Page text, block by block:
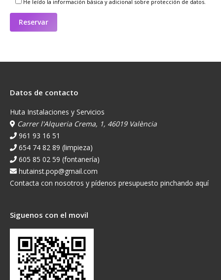
He leído la información básica y adicional sobre protección de datos.
Datos de contacto
Huta Instalaciones y Servicios
Carrer l'Alqueria Crema, 1, 46019 València
961 93 16 51
654 74 82 89 (limpieza)
605 85 02 59 (fontanería)
hutainst.pop@gmail.com
Contacta con nosotros y pídenos presupuesto pinchando aquí
Siguenos con el movil